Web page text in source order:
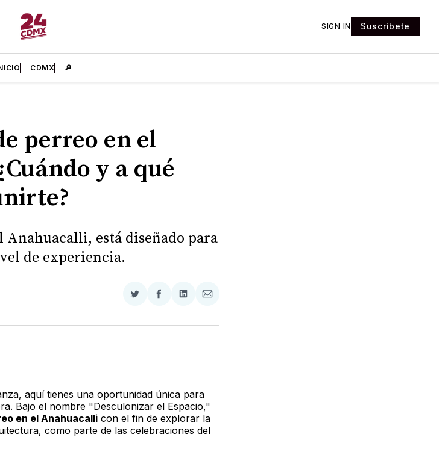
SIGN IN Suscríbete
CDMX 🔎
perreo en el
y a qué
está diseñado para
de experiencia.
Compartir
Twitter
Compartir
Facebook
Compartir
LinkedIn
Compartir
Email
aquí tienes una oportunidad única para
Bajo el nombre "Desculonizar el Espacio,"
en el Anahuacallicon el fin de explorar la
como parte de las celebraciones del